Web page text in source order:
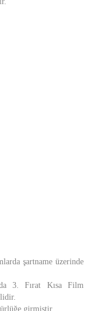
şartname üzerinde
3. Fırat Kısa Film
girmiştir.